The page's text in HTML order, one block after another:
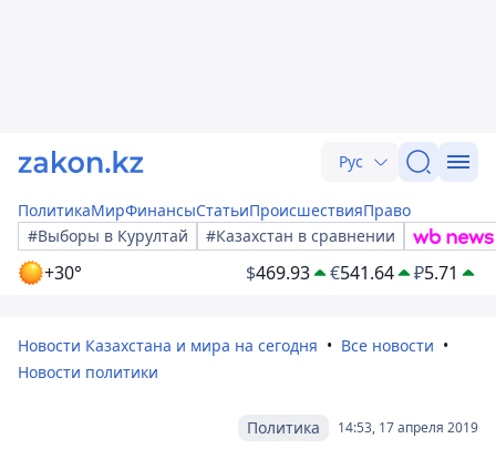
Рус
ПолитикаМирФинансыСтатьиПроисшествияПраво
#Выборы в Курултай
#Казахстан в сравнении
+30° $469.93 €541.64 ₽5.71
Новости Казахстана и мира на сегодня
Все новости
Новости политики
14:53, 17 апреля 2019
Политика